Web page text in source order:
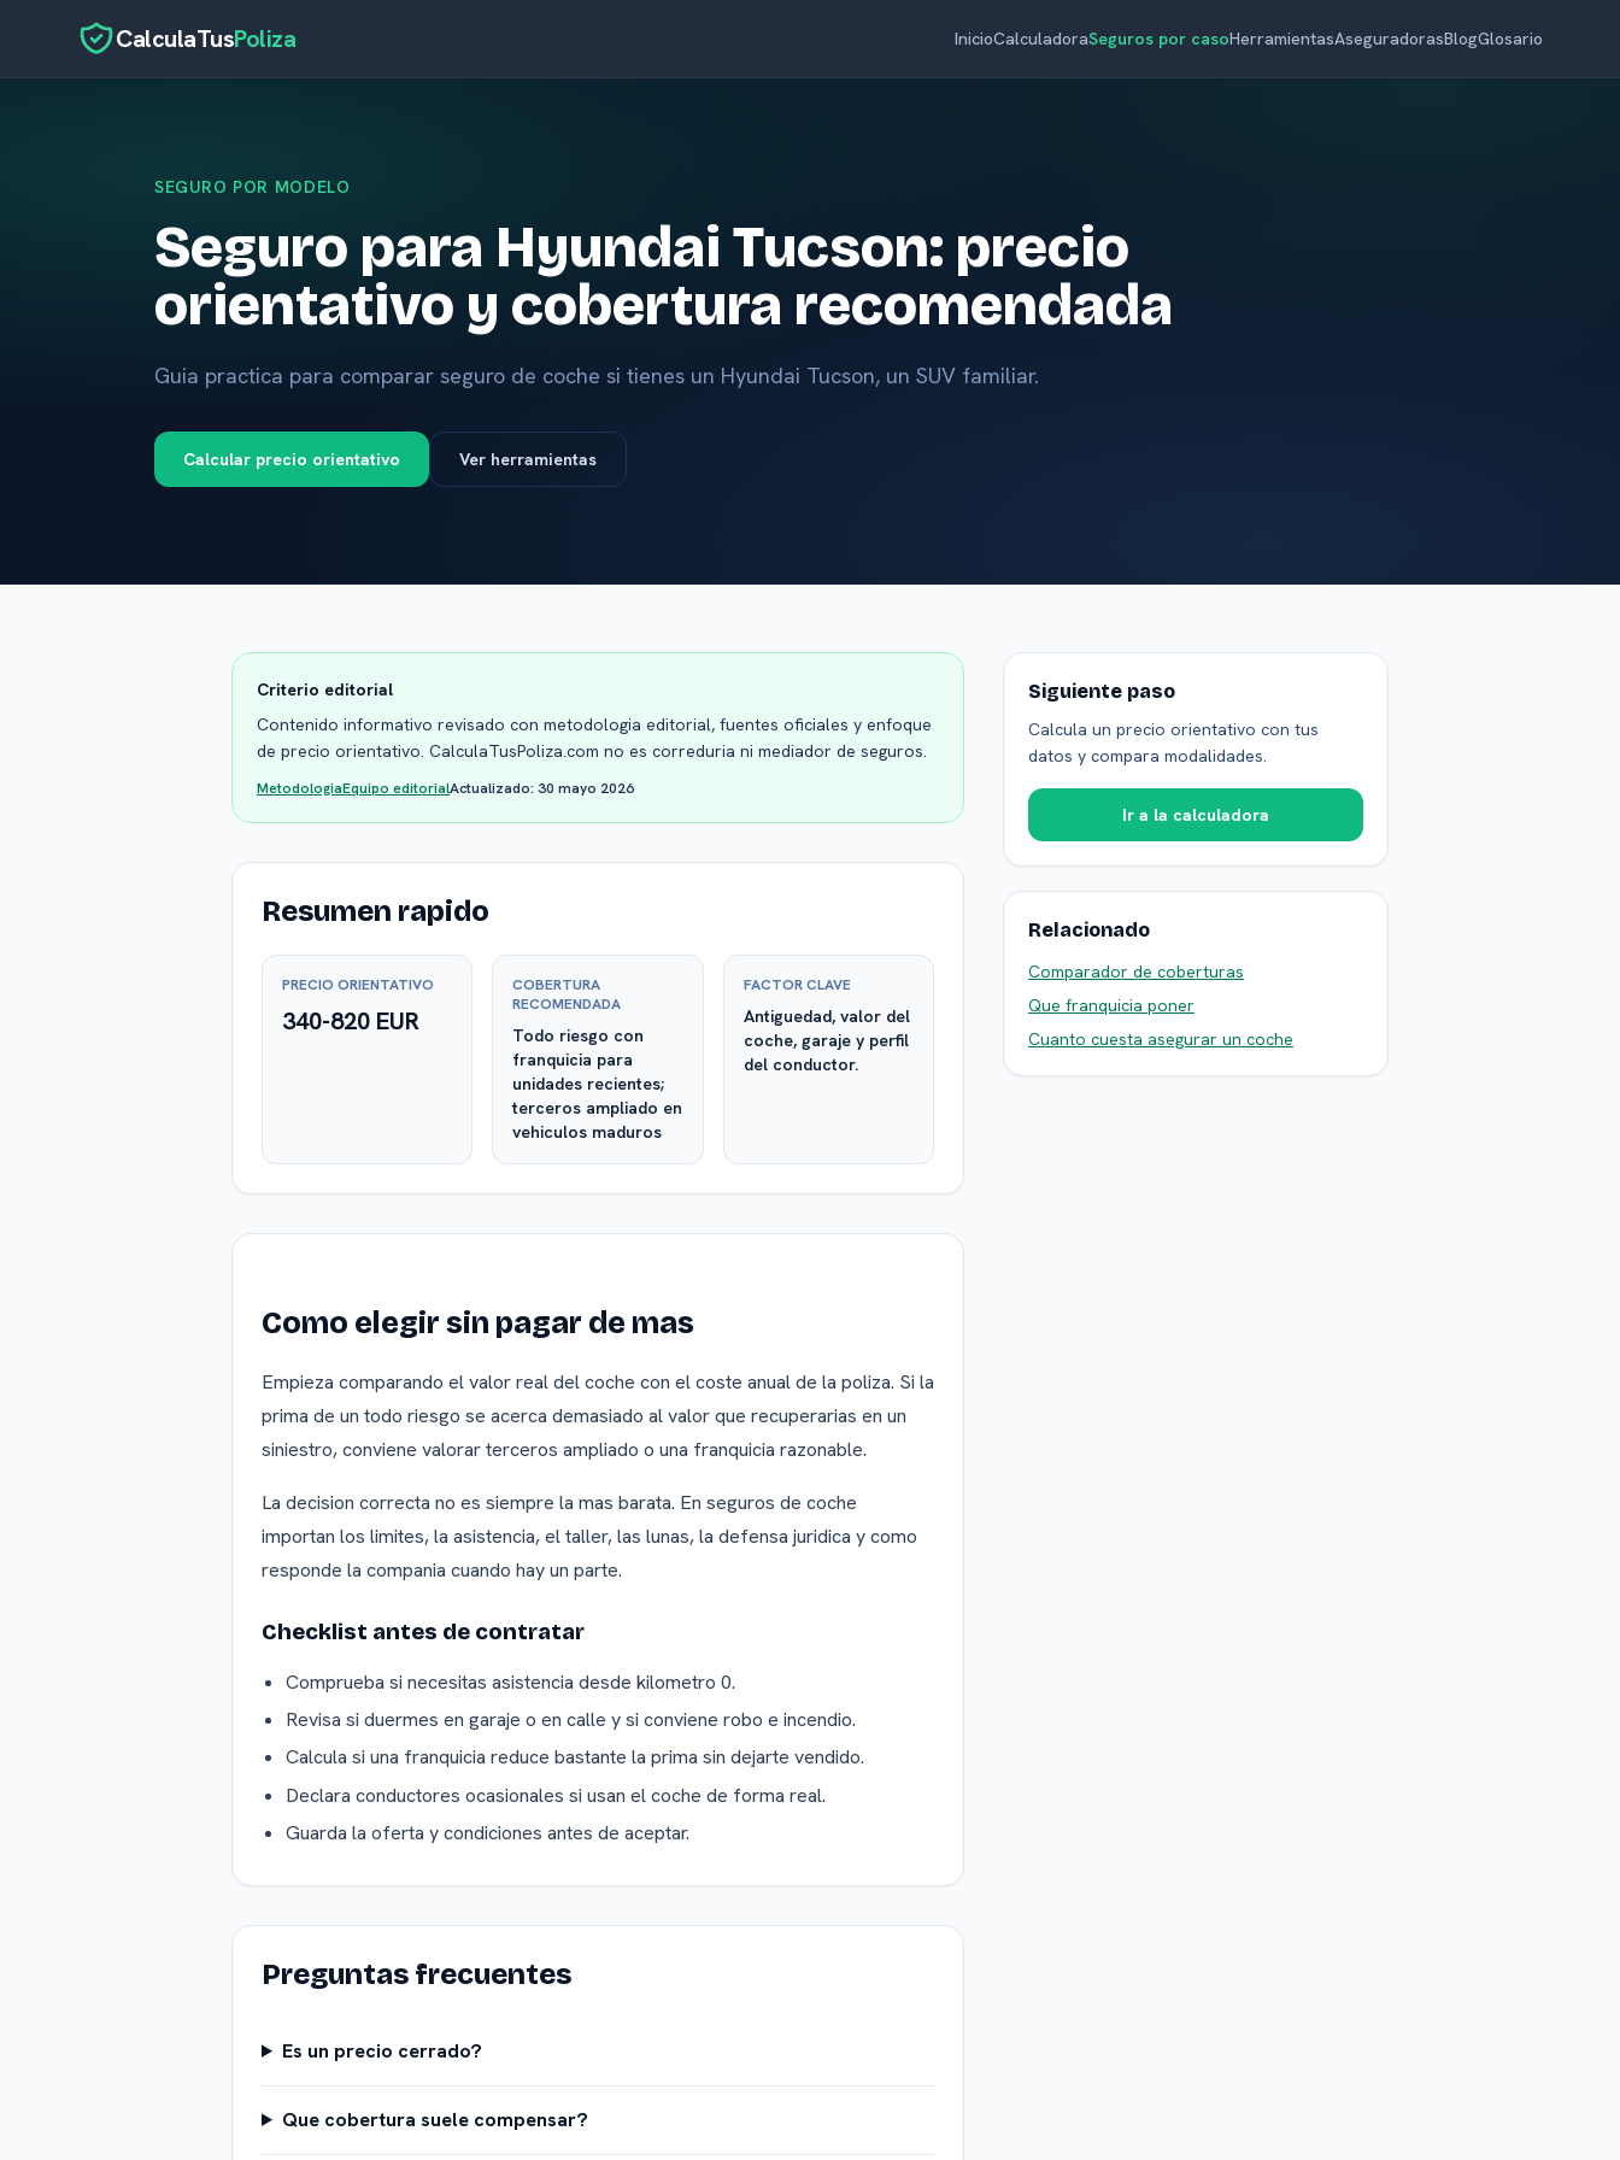
CalculaTusPoliza InicioCalculadoraSeguros por casoHerramientasAseguradorasBlogGlosario
SEGURO POR MODELO
Seguro para Hyundai Tucson: precio
orientativo y cobertura recomendada
Guia practica para comparar seguro de coche si tienes un Hyundai Tucson, un SUV familiar.
Calcular precio orientativo Ver herramientas
Criterio editorial
Contenido informativo revisado con metodologia editorial, fuentes oficiales y enfoque
de precio orientativo. CalculaTusPoliza.com no es correduria ni mediador de seguros.
MetodologiaEquipo editorialActualizado: 30 mayo 2026
Resumen rapido
PRECIO ORIENTATIVO
340-820 EUR
COBERTURA
RECOMENDADA
Todo riesgo con
franquicia para
unidades recientes;
terceros ampliado en
vehiculos maduros
FACTOR CLAVE
Antiguedad, valor del
coche, garaje y perfil
del conductor.
Como elegir sin pagar de mas
Empieza comparando el valor real del coche con el coste anual de la poliza. Si la
prima de un todo riesgo se acerca demasiado al valor que recuperarias en un
siniestro, conviene valorar terceros ampliado o una franquicia razonable.
La decision correcta no es siempre la mas barata. En seguros de coche
importan los limites, la asistencia, el taller, las lunas, la defensa juridica y como
responde la compania cuando hay un parte.
Checklist antes de contratar
Comprueba si necesitas asistencia desde kilometro 0.
Revisa si duermes en garaje o en calle y si conviene robo e incendio.
Calcula si una franquicia reduce bastante la prima sin dejarte vendido.
Declara conductores ocasionales si usan el coche de forma real.
Guarda la oferta y condiciones antes de aceptar.
Preguntas frecuentes
Es un precio cerrado?
Que cobertura suele compensar?
Siguiente paso
Calcula un precio orientativo con tus
datos y compara modalidades.
Ir a la calculadora
Relacionado
Comparador de coberturas
Que franquicia poner
Cuanto cuesta asegurar un coche